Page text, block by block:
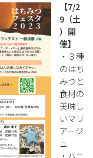
【7/2
9（土
）開
催】
・３種
のはち
みつと
食材の
美味し
いマリ
アージ
ュ